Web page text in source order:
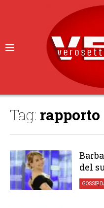
Tag: rapporto
del
GOSSIP,